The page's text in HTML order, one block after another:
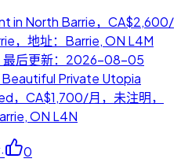
in North Barrie，CA$2,600/
，地址：Barrie, ON L4M
最后更新：2026-08-05
Beautiful Private Utopia
，CA$1,700/月，未注明，
ON L4N
· 0